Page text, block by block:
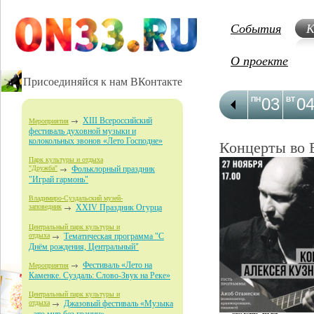
Присоединяйся к нам ВКонтакте
Мероприятия
XIII Всероссийский
фестиваль духовной музыки и
колокольных звонов «Лето Господне»
Парк культуры и отдыха
"Дружба"
Фольклорный праздник
"Играй гармонь"
Владимиро-Суздальский музей-
заповедник XXIV Праздник Огурца
Центральный парк культуры и
отдыха
Тематическая программа "С
Днём рождения, Центральный"
Мероприятия
Фестиваль «Лето на
Каменке. Суздаль: Слово-Звук на Реке»
Центральный парк культуры и
отдыха
Джазовый фестиваль «Музыка
События
О проекте
03
ПН 04
ВТ
Концерты во